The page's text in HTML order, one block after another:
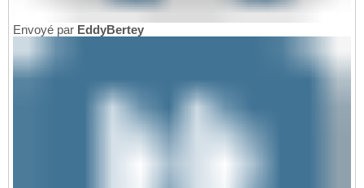
Envoyé par EddyBertey